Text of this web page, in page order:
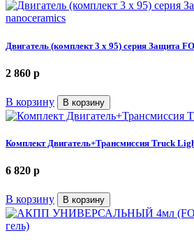
Двигатель (комплект 3 х 95) серия Защита
2 860 p
В корзину В корзину
Комплект Двигатель+Трансмиссия Truck
6 820 p
В корзину В корзину